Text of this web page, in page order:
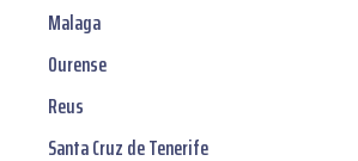
Malaga
Ourense
Reus
Santa Cruz de Tenerife